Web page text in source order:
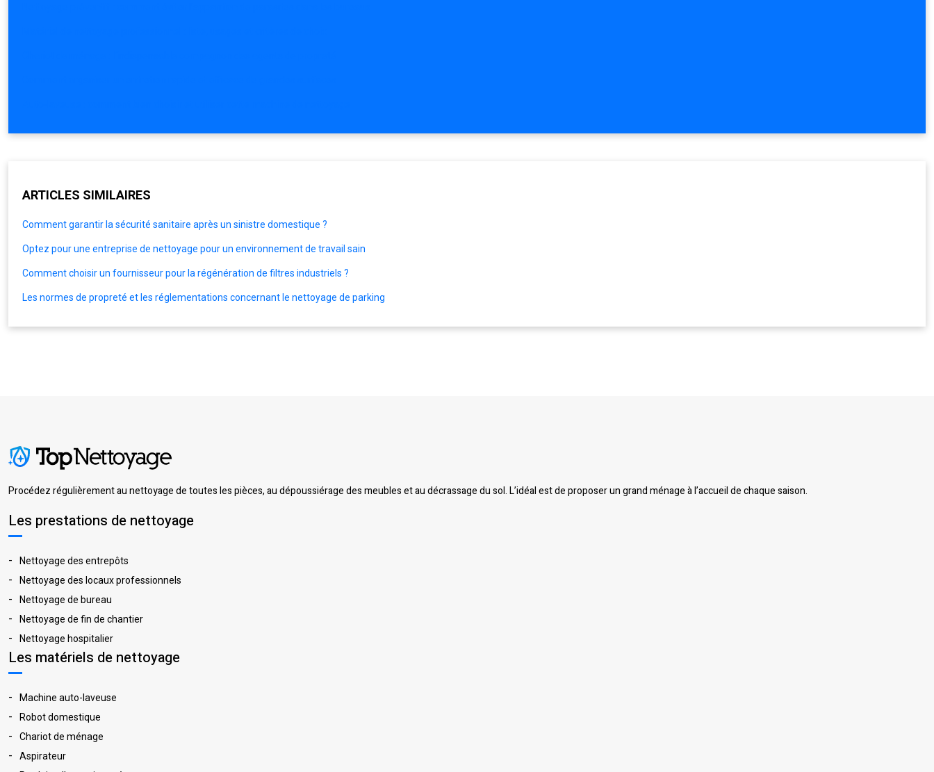
ARTICLES SIMILAIRES
Comment garantir la sécurité sanitaire après un sinistre domestique ?
Optez pour une entreprise de nettoyage pour un environnement de travail sain
Comment choisir un fournisseur pour la régénération de filtres industriels ?
Les normes de propreté et les réglementations concernant le nettoyage de parking
Procédez régulièrement au nettoyage de toutes les pièces, au dépoussiérage des meubles et au décrassage du sol. L’idéal est de proposer un grand ménage à l’accueil de chaque saison.
Les prestations de nettoyage
Nettoyage des entrepôts
Nettoyage des locaux professionnels
Nettoyage de bureau
Nettoyage de fin de chantier
Nettoyage hospitalier
Les matériels de nettoyage
Machine auto-laveuse
Robot domestique
Chariot de ménage
Aspirateur